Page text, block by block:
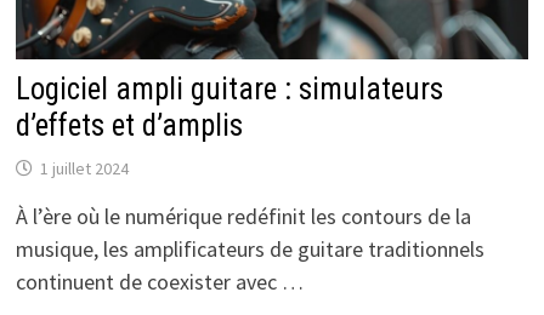
Logiciel ampli guitare : simulateurs
d’effets et d’amplis
1 juillet 2024
À l’ère où le numérique redéfinit les contours de la
musique, les amplificateurs de guitare traditionnels
continuent de coexister avec …